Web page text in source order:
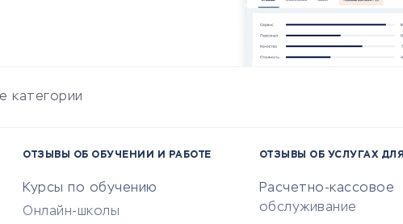
категории
ОТЗЫВЫ ОБ ОБУЧЕНИИ И РАБОТЕ
Курсы по обучению
Онлайн-школы
ОТЗЫВЫ ОБ УСЛУГАХ
Расчетно-кассовое
обслуживание